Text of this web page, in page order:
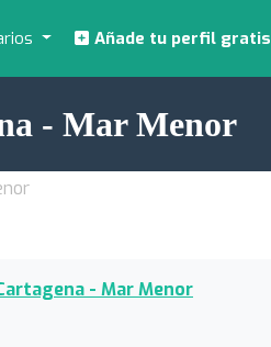
Añade tu perfil gratis
- Mar Menor
- Mar Menor